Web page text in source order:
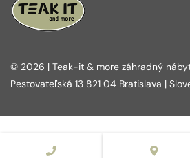
© 2026 | Teak-it & more záhradný
Pestovateľská 13 821 04 Bratislava |